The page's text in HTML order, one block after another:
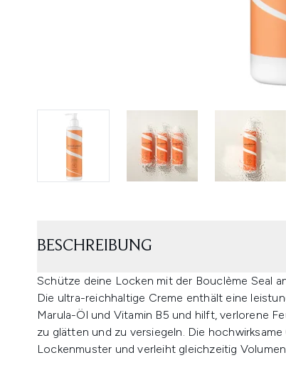
BESCHREIBUNG
Schütze deine Locken mit der Bouclème Seal
Die ultra-reichhaltige Creme enthält eine
Marula-Öl und Vitamin B5 und hilft, verlorene
zu glätten und zu versiegeln. Die
Lockenmuster und verleiht gleichzeitig